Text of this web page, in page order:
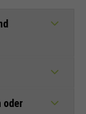
oder